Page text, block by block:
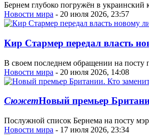
Бернем глубоко погружён в украинский
Новости мира - 20 июля 2026, 23:57
Кир Стармер передал власть
В своем последнем обращении на посту
Новости мира - 20 июля 2026, 14:08
СюжетНовый премьер
Послужной список Бернема на посту
Новости мира - 17 июля 2026, 23:34